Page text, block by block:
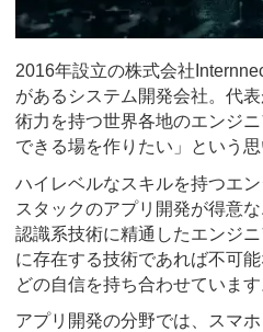
2016年設立の株式会社
があるシステム開発会社。代
術力を持つ世界各地のエンジ
できる場を作りたい」という
ハイレベルなスキルを持つエ
スタックのアプリ開発が得意
認識系技術に精通したエンジ
に存在する技術であれば不可
どの自信を持ち合わせています
アプリ開発の分野では、スマ